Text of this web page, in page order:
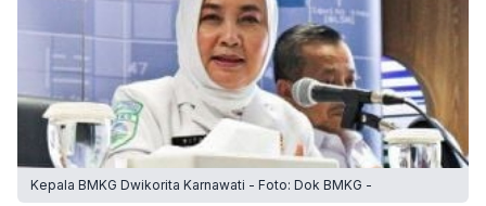
Kepala BMKG Dwikorita Karnawati - Foto: Dok BMKG -